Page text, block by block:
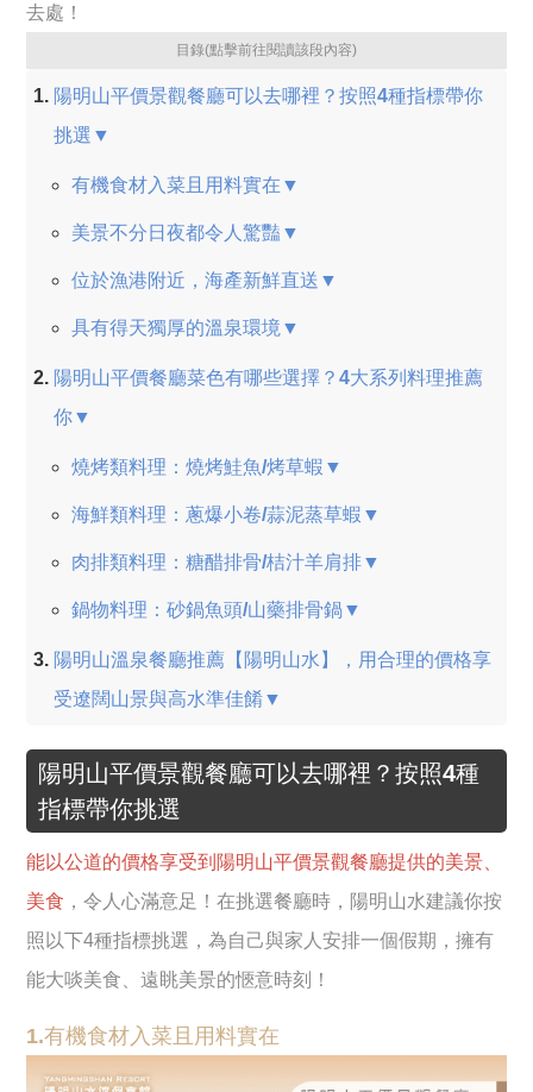
去處！
目錄(點擊前往閱讀該段內容)
陽明山平價景觀餐廳可以去哪裡？按照4種指標帶你
挑選▼
有機食材入菜且用料實在▼
美景不分日夜都令人驚豔▼
位於漁港附近，海產新鮮直送▼
具有得天獨厚的溫泉環境▼
陽明山平價餐廳菜色有哪些選擇？4大系列料理推薦
你▼
燒烤類料理：燒烤鮭魚/烤草蝦▼
海鮮類料理：蔥爆小卷/蒜泥蒸草蝦▼
肉排類料理：糖醋排骨/桔汁羊肩排▼
鍋物料理：砂鍋魚頭/山藥排骨鍋▼
陽明山溫泉餐廳推薦【陽明山水】，用合理的價格享
受遼闊山景與高水準佳餚▼
陽明山平價景觀餐廳可以去哪裡？按照4種
指標帶你挑選
能以公道的價格享受到陽明山平價景觀餐廳提供的美景、
美食 ，令人心滿意足！在挑選餐廳時，陽明山水建議你按
照以下4種指標挑選，為自己與家人安排一個假期，擁有
能大啖美食、遠眺美景的愜意時刻！
1.有機食材入菜且用料實在